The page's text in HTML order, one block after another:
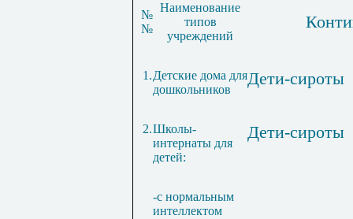
№
№
Наименование
типов
учреждений
1.Детские дома для
дошкольников
Дети-сироты
2.Школы-
интернаты для
детей:
Дети-сироты
-с нормальным
интеллектом